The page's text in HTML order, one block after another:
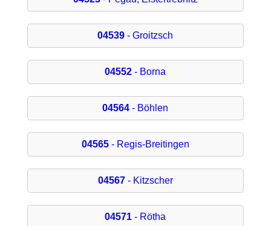
04539 - Groitzsch
04552 - Borna
04564 - Böhlen
04565- Regis-Breitingen
04567- Kitzscher
04571 - Rötha